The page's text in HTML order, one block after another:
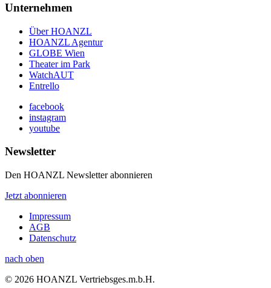
Unternehmen
Über HOANZL
HOANZL Agentur
GLOBE Wien
Theater im Park
WatchAUT
Entrello
facebook
instagram
youtube
Newsletter
Den HOANZL Newsletter abonnieren
Jetzt abonnieren
Impressum
AGB
Datenschutz
nach oben
© 2026 HOANZL Vertriebsges.m.b.H.